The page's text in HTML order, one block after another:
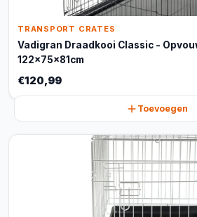
TRANSPORT CRATES
Vadigran Draadkooi Classic -
122x75x81cm
€120,99
Toevoegen